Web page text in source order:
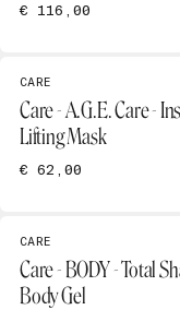
€ 116,00
CARE
Care - A.G.E. Care -
Lifting Mask
€ 62,00
CARE
Care - BODY - Total
Body Gel